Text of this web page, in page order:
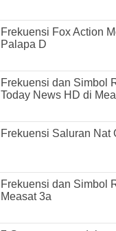
Frekuensi Fox Action
Palapa D
Frekuensi dan Simbol
Today News HD di
Frekuensi Saluran Nat
Frekuensi dan Simbol
Measat 3a